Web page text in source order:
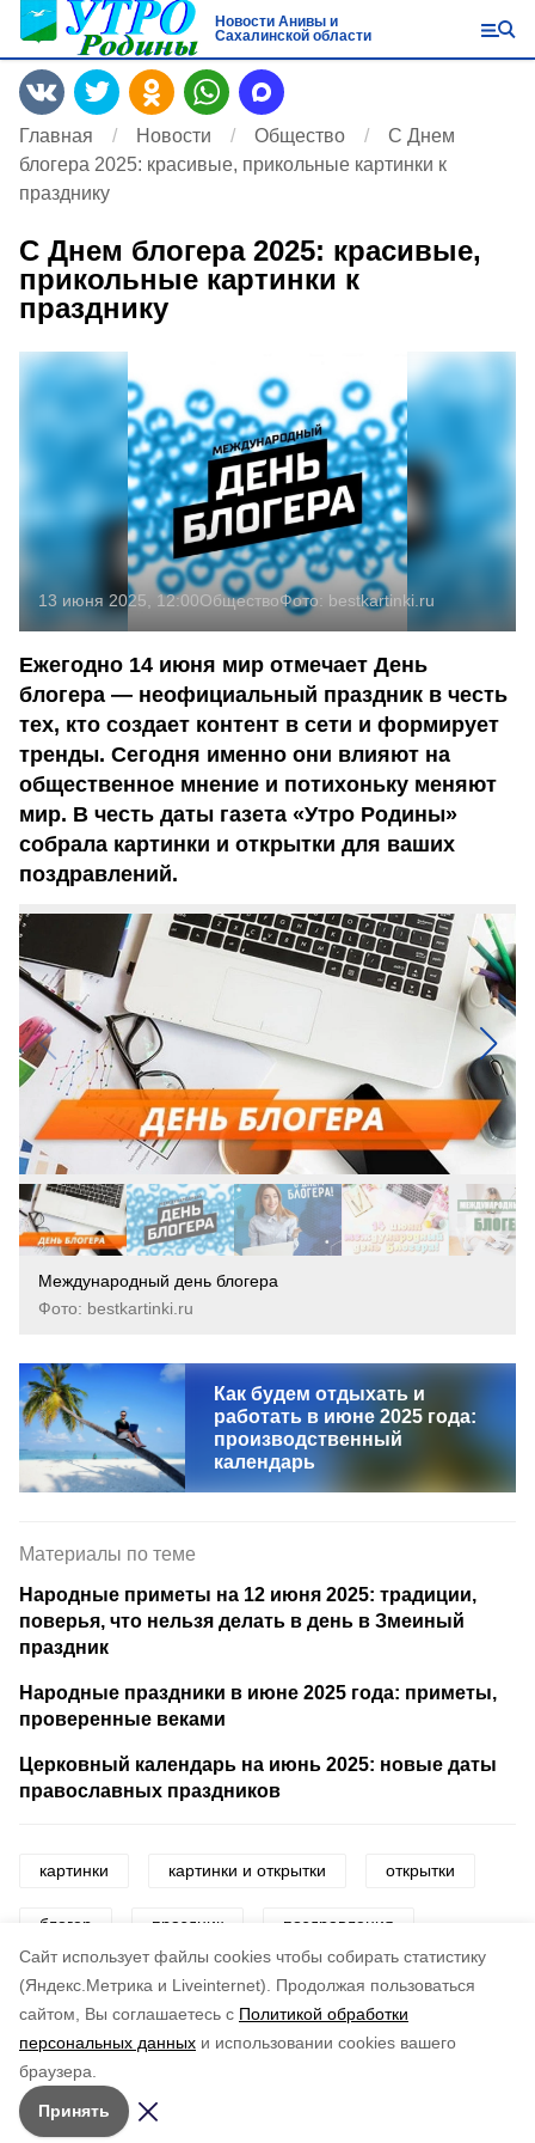
Cайт использует файлы cookies чтобы собирать статистику
(Яндекс.Метрика и Liveinternet).
Продолжая пользоваться
сайтом, Вы соглашаетесь с Политикой обработки
персональных данных и использовании cookies вашего
браузера.
Принять
Новости Анивы и
Сахалинской области
Главная Новости Общество
С Днем
блогера 2025: красивые, прикольные картинки к
празднику
С Днем блогера 2025: красивые,
прикольные картинки к
празднику
13 июня 2025, 12:00ОбществоФото: bestkartinki.ru
Ежегодно 14 июня мир отмечает День
блогера — неофициальный праздник в честь
тех, кто создает контент в сети и формирует
тренды. Сегодня именно они влияют на
общественное мнение и потихоньку меняют
мир. В честь даты газета «Утро Родины»
собрала картинки и открытки для ваших
поздравлений.
Международный день блогера
Фото: bestkartinki.ru
Как будем отдыхать и
работать в июне 2025 года:
производственный
календарь
Материалы по теме
Народные приметы на 12 июня 2025: традиции,
поверья, что нельзя делать в день в Змеиный
праздник
Народные праздники в июне 2025 года: приметы,
проверенные веками
Церковный календарь на июнь 2025: новые даты
православных праздников
картинки картинки и открытки открытки
блогер праздник поздравления
день блогера
Понравилась статья?
5